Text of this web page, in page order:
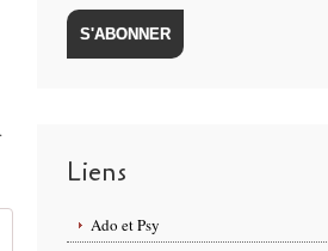
Liens
Ado et Psy